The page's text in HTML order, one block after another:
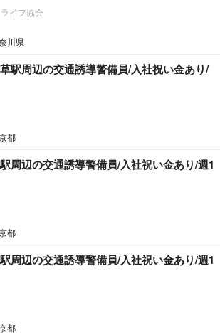
イフ協会
川県
駅周辺の交通誘導警備員/入社祝い金あり/
都
周辺の交通誘導警備員/入社祝い金あり/週1
都
周辺の交通誘導警備員/入社祝い金あり/週1
都